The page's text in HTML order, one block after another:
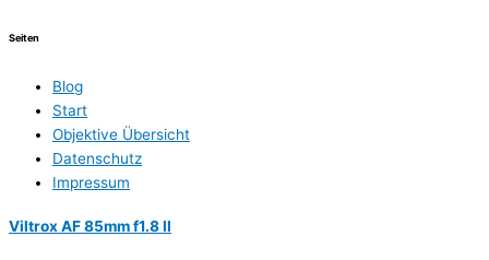
Seiten
Blog
Start
Objektive Übersicht
Datenschutz
Impressum
Viltrox AF 85mm f1.8 II